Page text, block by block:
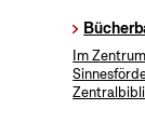
Im